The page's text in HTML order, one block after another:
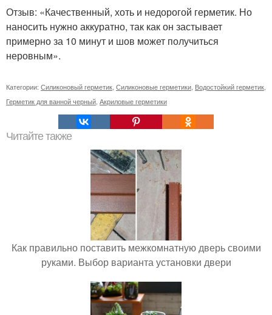
Отзыв: «Качественный, хоть и недорогой герметик. Но
наносить нужно аккуратно, так как он застывает
примерно за 10 минут и шов может получиться
неровным».
Категории: Силиконовый герметик Силиконовые герметики Водостойкий герметик
Герметик для ванной черный Акриловые герметики
Читайте также
Как правильно поставить межкомнатную дверь своими
руками. Выбор варианта установки двери